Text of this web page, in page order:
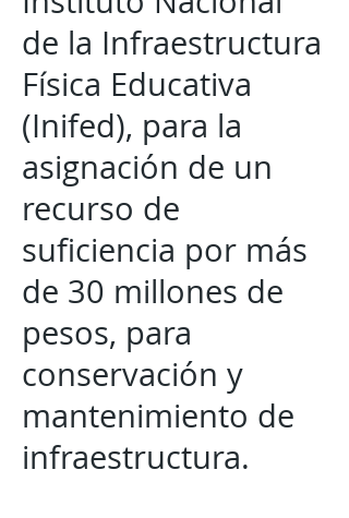
de la Infraestructura
Física Educativa
(Inifed), para la
asignación de un
recurso de
suficiencia por más
de 30 millones de
pesos, para
conservación y
mantenimiento de
infraestructura.